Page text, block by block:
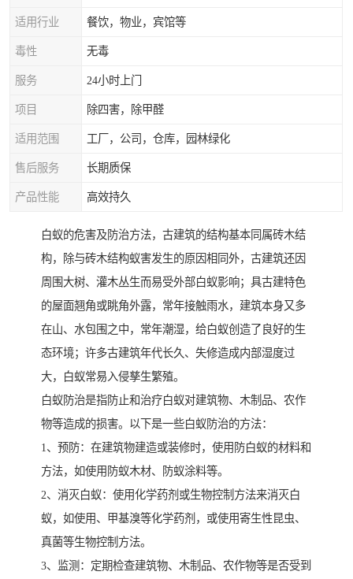
适用行业 餐饮，物业，宾馆等
毒性 无毒
服务 24小时上门
项目 除四害，除甲醛
适用范围 工厂，公司，仓库，园林绿化
售后服务 长期质保
产品性能 高效持久
白蚁的危害及防治方法，古建筑的结构基本同属砖木结
构，除与砖木结构蚁害发生的原因相同外，古建筑还因
周围大树、灌木丛生而易受外部白蚁影响；具古建特色
的屋面翘角或眺角外露，常年接触雨水，建筑本身又多
在山、水包围之中，常年潮湿，给白蚁创造了良好的生
态环境；许多古建筑年代长久、失修造成内部湿度过
大，白蚁常易入侵孳生繁殖。
白蚁防治是指防止和治疗白蚁对建筑物、木制品、农作
物等造成的损害。以下是一些白蚁防治的方法：
1、预防：在建筑物建造或装修时，使用防白蚁的材料和
方法，如使用防蚁木材、防蚁涂料等。
2、消灭白蚁：使用化学药剂或生物控制方法来消灭白
蚁，如使用、甲基溴等化学药剂，或使用寄生性昆虫、
真菌等生物控制方法。
3、监测：定期检查建筑物、木制品、农作物等是否受到